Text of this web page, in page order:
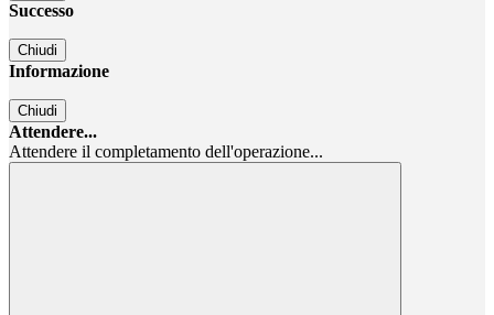
Successo
Chiudi
Informazione
Chiudi
Attendere...
Attendere il completamento dell'operazione...